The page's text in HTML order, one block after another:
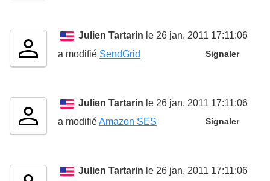
Julien Tartarin le 26 jan. 2011 17:11:06
Signaler
a modifié SendGrid
Julien Tartarin le 26 jan. 2011 17:11:06
Signaler
a modifiéAmazon SES
Julien Tartarin le 26 jan. 2011 17:11:06